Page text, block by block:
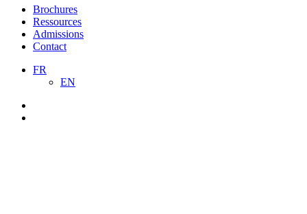
Brochures
Ressources
Admissions
Contact
FR
EN